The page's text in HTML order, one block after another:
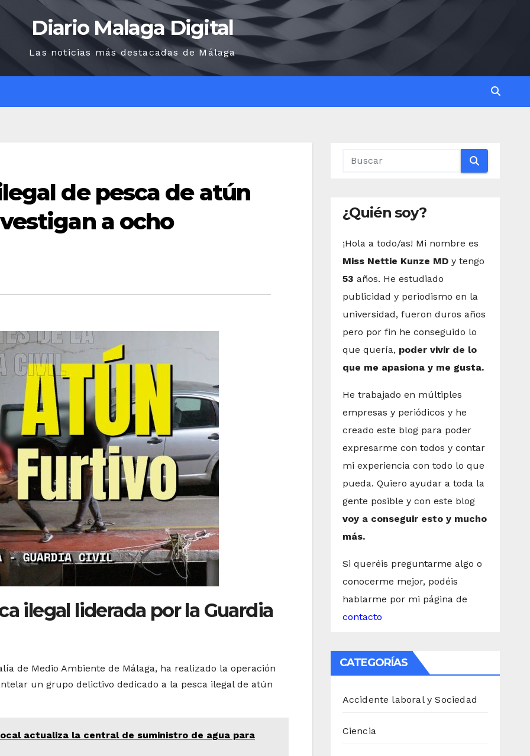
Diario Malaga Digital
Las noticias más destacadas de Málaga
de pesca de atún
a ocho
ilegal liderada por la Guardia
de Medio Ambiente de Málaga, ha realizado la operación
un grupo delictivo dedicado a la pesca ilegal de atún
actualiza la central de suministro de agua para
¿Quién soy?
¡Hola a todo/as! Mi nombre es
Miss Nettie Kunze MDy tengo
53 años. He estudiado
publicidad y periodismo en la
universidad, fueron duros años
pero por fin he conseguido lo
que quería, poder vivir de lo
que me apasiona y me gusta.
He trabajado en múltiples
empresas y periódicos y he
creado este blog para poder
expresarme con todos y contar
mi experiencia con todo lo que
pueda. Quiero ayudar a toda la
gente posible y con este blog
voy a conseguir esto y mucho
más.
Si queréis preguntarme algo o
conocerme mejor, podéis
hablarme por mi página de
contacto
CATEGORÍAS
Accidente laboral y Sociedad
Ciencia